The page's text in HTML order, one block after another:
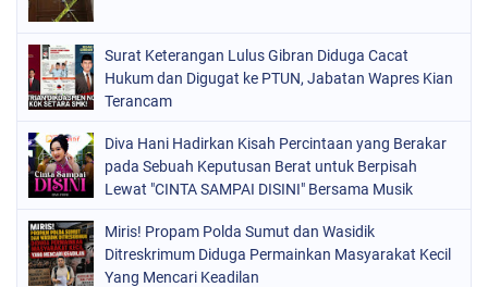
Surat Keterangan Lulus Gibran Diduga Cacat
Hukum dan Digugat ke PTUN, Jabatan Wapres Kian
Terancam
Diva Hani Hadirkan Kisah Percintaan yang Berakar
pada Sebuah Keputusan Berat untuk Berpisah
Lewat "CINTA SAMPAI DISINI" Bersama Musik
Miris! Propam Polda Sumut dan Wasidik
Ditreskrimum Diduga Permainkan Masyarakat Kecil
Yang Mencari Keadilan